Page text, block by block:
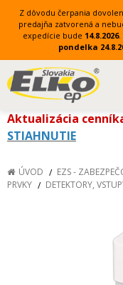
Z dôvodu čerpania
predajňa zatvorená a
expedície bude 14.8.2026.
pondelka
Aktualizácia
STIAHNUTIE
ÚVOD EZS -
PRVKY
DETEKTORY,